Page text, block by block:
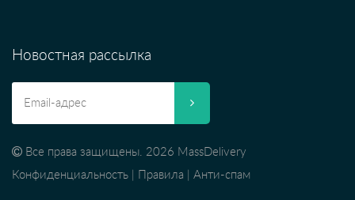
Новостная рассылка
Все права защищены. 2026 MassDelivery
Конфиденциальность
Правила Анти-спам